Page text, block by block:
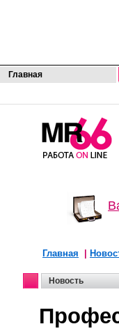
Главная
МОЯ
РАБОТА
Главная
Новость